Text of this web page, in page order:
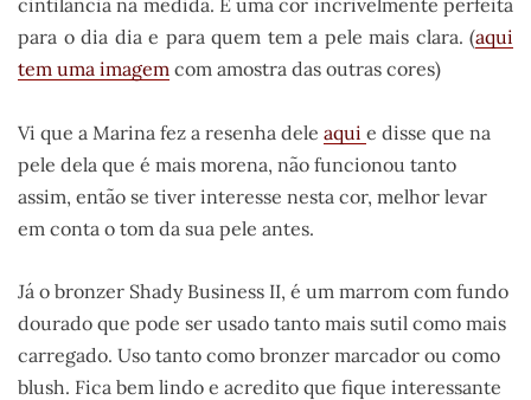
cintilância na medida. É uma cor incrivelmente perfeita
para o dia dia e para quem tem a pele mais clara. (aqui
tem uma imagem com amostra das outras cores)
Vi que a Marina fez a resenha dele aqui e disse que na
pele dela que é mais morena, não funcionou tanto
assim, então se tiver interesse nesta cor, melhor levar
em conta o tom da sua pele antes.
Já o bronzer Shady Business II, é um marrom com fundo
dourado que pode ser usado tanto mais sutil como mais
carregado. Uso tanto como bronzer marcador ou como
blush. Fica bem lindo e acredito que fique interessante